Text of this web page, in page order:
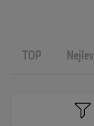
TOP